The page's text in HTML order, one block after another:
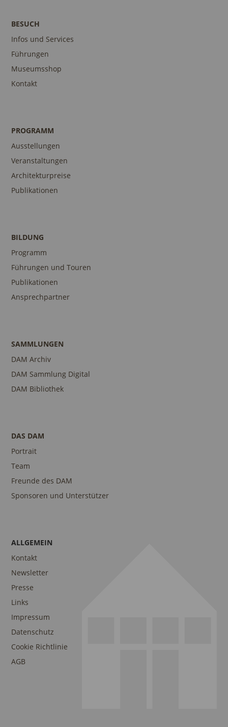
BESUCH
Infos und Services
Führungen
Museumsshop
Kontakt
PROGRAMM
Ausstellungen
Veranstaltungen
Architekturpreise
Publikationen
BILDUNG
Programm
Führungen und Touren
Publikationen
Ansprechpartner
SAMMLUNGEN
DAM Archiv
DAM Sammlung Digital
DAM Bibliothek
DAS DAM
Portrait
Team
Freunde des DAM
Sponsoren und Unterstützer
ALLGEMEIN
Kontakt
Newsletter
Presse
Links
Impressum
Datenschutz
Cookie Richtlinie
AGB